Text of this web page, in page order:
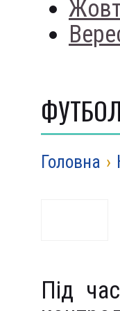
Головна ›
Під